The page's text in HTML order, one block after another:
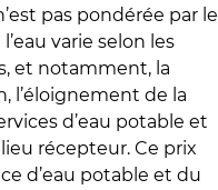
pas pondérée par le
varie selon les
et notamment, la
l’éloignement de la
d’eau potable et
récepteur. Ce prix
d’eau potable et du